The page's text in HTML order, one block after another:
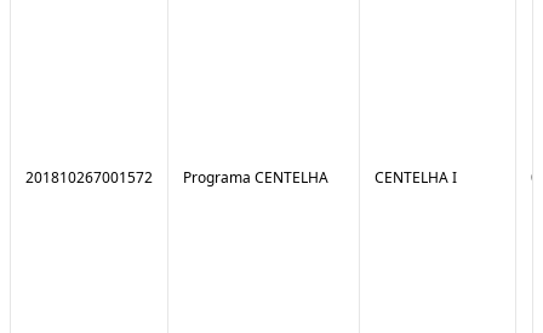
201810267001572 Programa CENTELHA CENTELHA I